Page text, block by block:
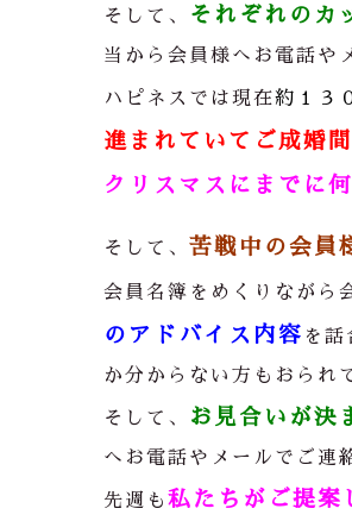
そして、 それぞれのカ
当から会員様へお電話や
ハピネスでは現在約１３
進まれていてご成婚
クリスマスにまでに
そして、 苦戦中の会員
会員名簿をめくりながら
のアドバイス内容 を
か分からない方もおられ
そして、 お見合いが決
へお電話やメールでご連
先週も 私たちがご提案